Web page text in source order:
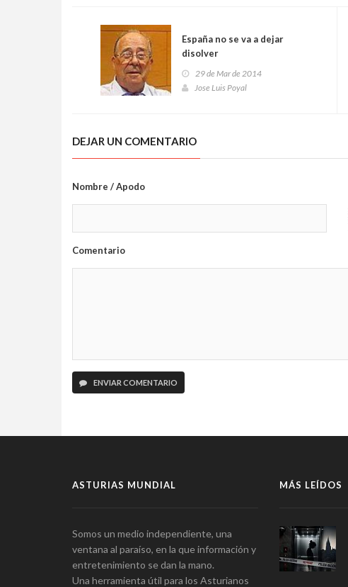
España no se va a dejar
disolver
29 de Mar de 2014
Jose Luis Poyal
DEJAR UN COMENTARIO
Nombre / Apodo
Comentario
ENVIAR COMENTARIO
ASTURIAS MUNDIAL
Somos un medio independiente, una
ventana al paraíso, en la que información y
entretenimiento se dan la mano.
Una herramienta útil para los Asturianos
MÁS LEÍDOS